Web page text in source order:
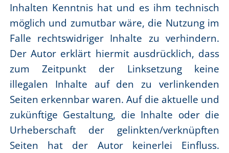
Inhalten Kenntnis hat und es ihm technisch
möglich und zumutbar wäre, die Nutzung im
Falle rechtswidriger Inhalte zu verhindern.
Der Autor erklärt hiermit ausdrücklich, dass
zum Zeitpunkt der Linksetzung keine
illegalen Inhalte auf den zu verlinkenden
Seiten erkennbar waren. Auf die aktuelle und
zukünftige Gestaltung, die Inhalte oder die
Urheberschaft der gelinkten/verknüpften
Seiten hat der Autor keinerlei Einfluss.